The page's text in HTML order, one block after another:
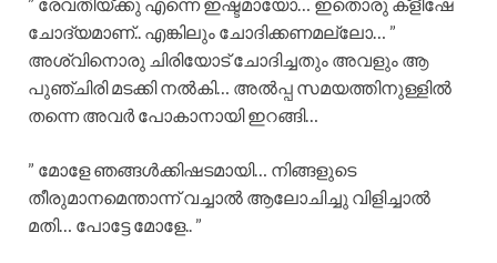
ചോദ്യമാണ്.. എങ്കിലും ചോദിക്കണമല്ലോ… ”
അശ്വിനൊരു ചിരിയോട് ചോദിച്ചതും അവളും ആ
പുഞ്ചിരി മടക്കി നൽകി… അൽപ്പ സമയത്തിനുള്ളിൽ
തന്നെ അവർ പോകാനായി ഇറങ്ങി…
” മോളേ ഞങ്ങൾക്കിഷടമായി… നിങ്ങളുടെ
തീരുമാനമെന്താന്ന് വച്ചാൽ ആലോചിച്ചു വിളിച്ചാൽ
മതി… പോട്ടേ മോളേ.. ”